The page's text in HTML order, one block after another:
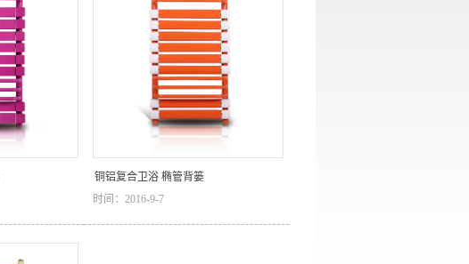
铜铝复合卫浴 椭管背篓
时间：2016-9-7